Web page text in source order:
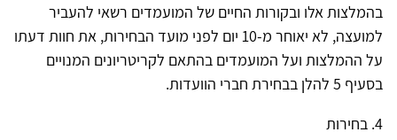
בהמלצות אלו ובקורות החיים של המועמדים רשאי להעביר
למועצה, לא יאוחר מ-10 יום לפני מועד הבחירות, את חוות דעתו
על ההמלצות ועל המועמדים בהתאם לקריטריונים המנויים
בסעיף 5 להלן בבחירת חברי הוועדות.
4. בחירות